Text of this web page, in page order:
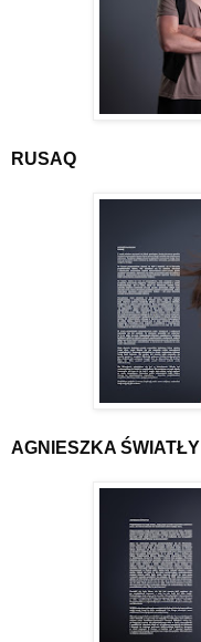
RUSAQ
AGNIESZKA ŚWIATŁY